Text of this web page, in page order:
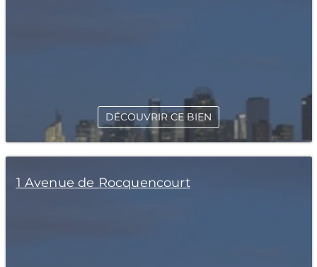
DÉCOUVRIR CE BIEN
1 Avenue de Rocquencourt